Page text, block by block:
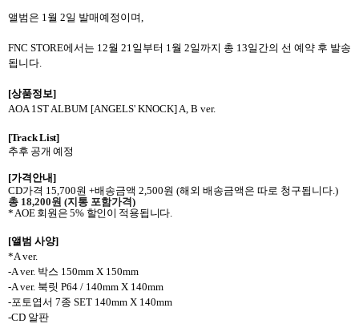
앨범은 1월 2일 발매예정이며,
FNC STORE에서는 12월 21일부터 1월 2일까지 총 13일간의 선 예약 후 발송
됩니다.
[상품정보]
AOA 1ST ALBUM [ANGELS' KNOCK] A, B ver.
[Track List]
추후 공개 예정
[가격안내]
CD가격 15,700원 +배송금액 2,500원 (해외 배송금액은 따로 청구됩니다.)
총 18,200원 (지통 포함가격 )
* AOE 회원은 5% 할인이 적용됩니다.
[앨범 사양]
*A ver.
-A ver. 박스 150mm X 150mm
-A ver. 북릿 P64 / 140mm X 140mm
-포토엽서 7종 SET 140mm X 140mm
-CD 알판